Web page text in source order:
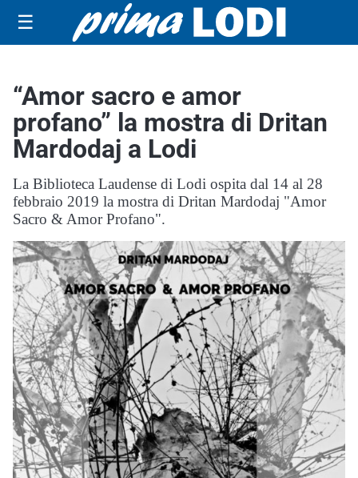
☰
“Amor sacro e amor
profano” la mostra di Dritan
Mardodaj a Lodi
La Biblioteca Laudense di Lodi ospita dal 14 al 28
febbraio 2019 la mostra di Dritan Mardodaj "Amor
Sacro & Amor Profano".